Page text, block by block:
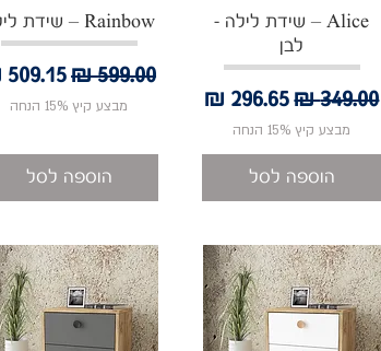
תצוגה מהירה
Alice – שידת לילה -
לבן
מחיר רגיל‏349.00 ‏₪ מחיר מבצע
מבצע קיץ 15% הנחה
הוספה לסל
תצוגה מהירהRainbow – שידת לילה
מחיר רגילמחיר
מבצע קיץ 15% הנחה
הוספה לסל